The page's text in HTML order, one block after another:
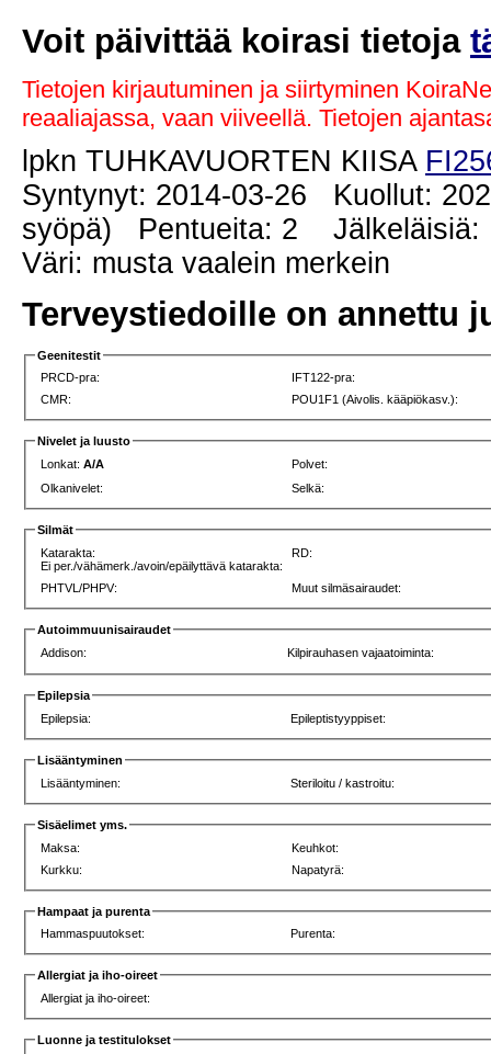
Voit päivittää koirasi tietoja
Tietojen kirjautuminen ja siirtyminen
reaaliajassa, vaan viiveellä. Tietojen
lpkn TUHKAVUORTEN KIISA
Syntynyt: 2014-03-26 Kuollut:
syöpä) Pentueita: 2 Jälkeläisiä:
Väri: musta vaalein merkein
Terveystiedoille on annettu
Geenitestit
PRCD-pra:
IFT122-pra:
CMR:
POU1F1 (Aivolis. kääpiökasv.):
Nivelet ja luusto
Lonkat:A/A
Polvet:
Olkanivelet:
Selkä:
Silmät
Katarakta:
Ei per./vähämerk./avoin/epäilyttävä katarakta:
RD:
PHTVL/PHPV: Muut silmäsairaudet:
Autoimmuunisairaudet
Addison:
Kilpirauhasen vajaatoiminta:
Epilepsia
Epilepsia:
Epileptistyyppiset:
Lisääntyminen
Lisääntyminen:
Steriloitu / kastroitu:
Sisäelimet yms.
Maksa:
Keuhkot:
Kurkku:
Napatyrä:
Hampaat ja purenta
Hammaspuutokset:
Purenta:
Allergiat ja iho-oireet
Allergiat ja iho-oireet:
Luonne ja testitulokset